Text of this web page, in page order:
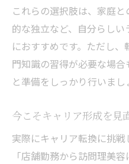
これらの選択肢は、家庭
的な独立など、自分らし
におすすめです。ただし
門知識の習得が必要な場
と準備をしっかり行いまし
今こそキャリア形成を見
実際にキャリア転換に挑戦
「店舗勤務から訪問理美